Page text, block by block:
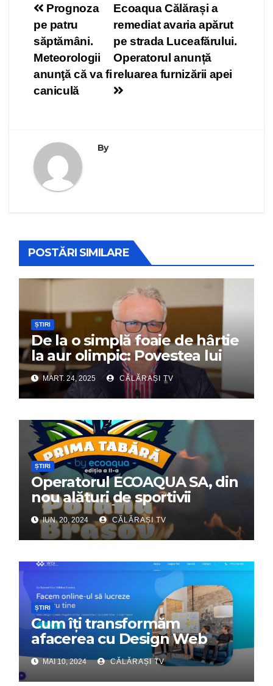
Navigare
în
articole
Ecoaqua Călărași a
remediat avaria apărut
pe strada Luceafărului.
Operatorul anunță
reluarea furnizării apei
Prognoza
pe patru
săptămâni.
Meteorologii
anunţă că va fi
caniculă
By
POSTĂRI SIMILARE
ȘTIRI
De la o simplă foaie de hârtie
la aur olimpic: Povestea lui
Dumitru Chirilă
MART. 24, 2025 CĂLĂRAȘI TV
ȘTIRI
Operatorul ECOAQUA SA, din
nou alături de sportivii
călărășeni. Începe „Prima
Tabără”!
IUN. 20, 2024 CĂLĂRAȘI TV
ȘTIRI
Cum îți transformăm
afacerea cu Design Web
Interactiv – Partenerul tău
digital de încredere
MAI 10, 2024 CĂLĂRAȘI TV